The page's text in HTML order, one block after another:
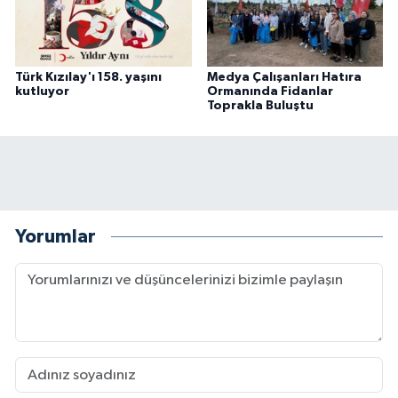
Türk Kızılay'ı 158. yaşını
kutluyor
Medya Çalışanları Hatıra
Ormanında Fidanlar
Toprakla Buluştu
Yorumlar